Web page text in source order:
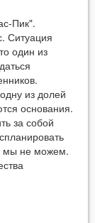
Пик".
Ситуация
один из
из долей
основания.
за собой
мы не можем.